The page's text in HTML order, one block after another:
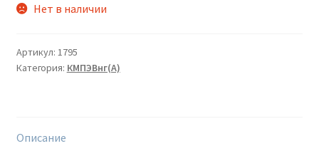
Нет в наличии
Артикул: 1795
Категория: КМПЭВнг(А)
Описание